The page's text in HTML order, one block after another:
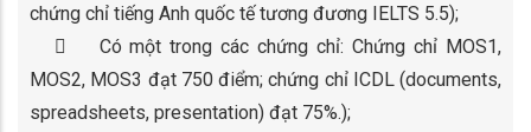
chứng chỉ tiếng Anh quốc tế tương đương IELTS 5.5);
 Có một trong các chứng chỉ: Chứng chỉ MOS1,
MOS2, MOS3 đạt 750 điểm; chứng chỉ ICDL (documents,
spreadsheets, presentation) đạt 75%.);